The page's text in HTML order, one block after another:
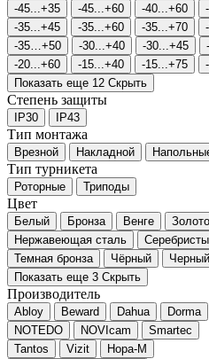
-45...+35 -45...+60 -40...+60
-35...+45
-35...+60 -35...+70
-35…+50
-30...+40 -30...+45
-20...+60
-15...+40 -15...+75
Показать еще 12 Скрыть
Степень защиты
IP30 IP43
Тип монтажа
Врезной Накладной
Тип турникета
Роторные Триподы
Цвет
Белый Бронза Венге Золото
Нержавеющая сталь
Темная бронза
Чёрный
Черный
Показать еще 3 Скрыть
Производитель
Abloy Beward Dahua Dorma
NOTEDO
NOVIcam
Smartec
Tantos
Vizit
Нора-М